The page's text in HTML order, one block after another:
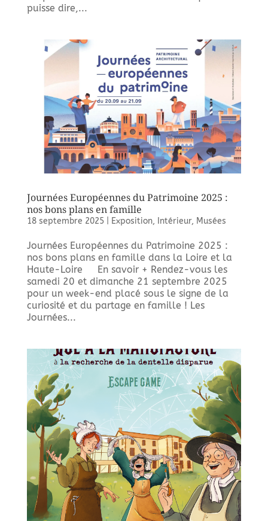
puisse dire,...
Journées Européennes du Patrimoine 2025 :
nos bons plans en famille
18 septembre 2025| Exposition, Intérieur, Musées
Journées Européennes du Patrimoine 2025 :
nos bons plans en famille dans la Loire et la
Haute-Loire En savoir + Rendez-vous les
samedi 20 et dimanche 21 septembre 2025
pour un week-end placé sous le signe de la
curiosité et du partage en famille ! Les
Journées...